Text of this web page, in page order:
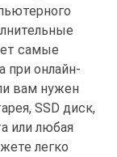
самые
при онлайн-
вам нужен
SSD диск,
или любая
легко